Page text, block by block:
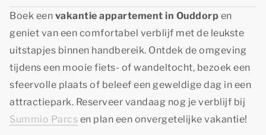
Boek een vakantie appartement in Ouddorp en
geniet van een comfortabel verblijf met de leukste
uitstapjes binnen handbereik. Ontdek de omgeving
tijdens een mooie fiets- of wandeltocht, bezoek een
sfeervolle plaats of beleef een geweldige dag in een
attractiepark. Reserveer vandaag nog je verblijf bij
Summio Parcs en plan een onvergetelijke vakantie!